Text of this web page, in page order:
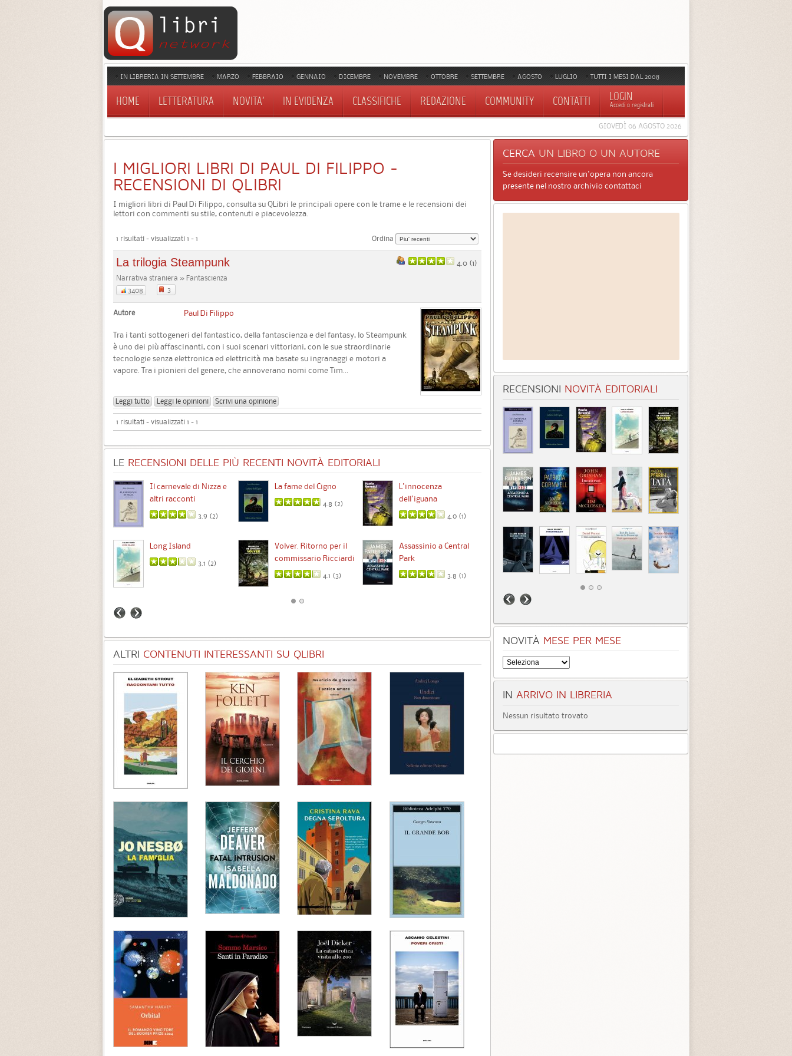
IN LIBRERIA IN SETTEMBRE MARZO FEBBRAIO GENNAIO DICEMBRE NOVEMBRE OTTOBRE SETTEMBRE AGOSTO LUGLIO TUTTI I MESI DAL 2008
HOME LETTERATURA NOVITA' IN EVIDENZA CLASSIFICHE REDAZIONE COMMUNITY CONTATTI LOGIN
Accedi o registrati
GIOVEDÌ 06 AGOSTO 2026
I MIGLIORI LIBRI DI PAUL DI FILIPPO -
RECENSIONI DI QLIBRI
I migliori libri di Paul Di Filippo, consulta su QLibri le principali opere con le trame e le recensioni dei
lettori con commenti su stile, contenuti e piacevolezza.
1 risultati - visualizzati 1 - 1 Ordina
4.0 (1)
La trilogia Steampunk
Narrativa straniera » Fantascienza
3408
3
Autore Paul Di Filippo
Tra i tanti sottogeneri del fantastico, della fantascienza e del fantasy, lo Steampunk
è uno dei più affascinanti, con i suoi scenari vittoriani, con le sue straordinarie
tecnologie senza elettronica ed elettricità ma basate su ingranaggi e motori a
vapore. Tra i pionieri del genere, che annoverano nomi come Tim...
Leggi tutto Leggi le opinioni Scrivi una opinione
1 risultati - visualizzati 1 - 1
LE RECENSIONI DELLE PIÙ RECENTI NOVITÀ EDITORIALI
Il carnevale di Nizza e
altri racconti
3.9 (2)
La fame del Cigno
4.8 (2)
L'innocenza
dell'iguana
4.0 (1)
Long Island
3.1 (2)
Volver. Ritorno per il
commissario Ricciardi
4.1 (3)
Assassinio a Central
Park
3.8 (1)
Identità sconosciuta
3.3 (1)
Incastrati
Tatà
3.3 ( 4)
Quando ormai era
tardi
ALTRI CONTENUTI INTERESSANTI SU QLIBRI
CERCA UN LIBRO O UN AUTORE
Se desideri recensire un'opera non ancora
presente nel nostro archivio contattaci
RECENSIONI NOVITÀ EDITORIALI
NOVITÀ MESE PER MESE
IN ARRIVO IN LIBRERIA
Nessun risultato trovato